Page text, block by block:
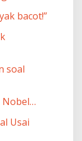
bacot!”
soal
Nobel…
Usai